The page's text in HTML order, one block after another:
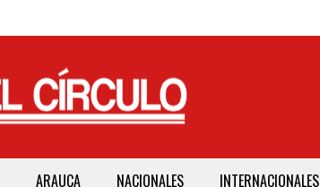
ARAUCA NACIONALES INTERNACIONALES